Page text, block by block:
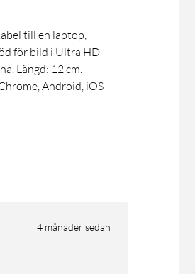
till en laptop,
för bild i Ultra HD
Längd: 12 cm.
Android, iOS
4 månader sedan